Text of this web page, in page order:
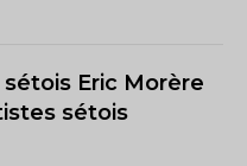
Eric Morère
sétois